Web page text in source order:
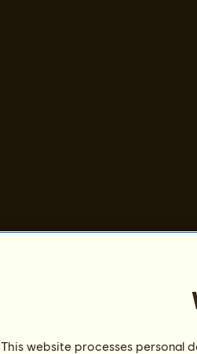
This website processes personal